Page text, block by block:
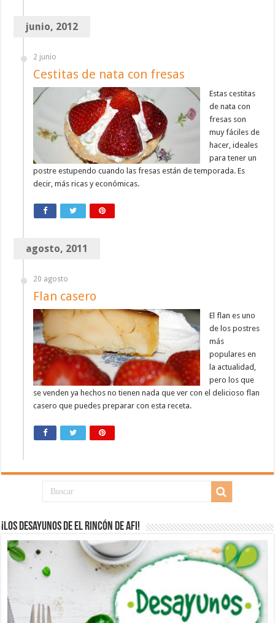
junio, 2012
2 junio
Cestitas de nata con fresas
Estas cestitas
de nata con
fresas son
muy fáciles de
hacer, ideales
para tener un
postre estupendo cuando las fresas están de temporada. Es
decir, más ricas y económicas.
agosto, 2011
20 agosto
Flan casero
El flan es uno
de los postres
más
populares en
la actualidad,
pero los que
se venden ya hechos no tienen nada que ver con el delicioso flan
casero que puedes preparar con esta receta.
¡Los desayunos de El Rincón de Afi!